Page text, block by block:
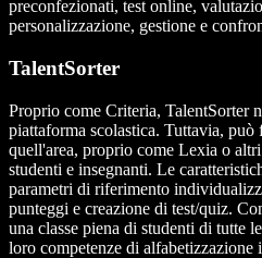
preconfezionati, test online,
personalizzazione, gestione e
TalentSorter
Proprio come Criteria, TalentSorter
piattaforma scolastica. Tuttavia,
quell'area, proprio come Lexia o
studenti e insegnanti. Le
parametri di riferimento
punteggi e creazione di test/quiz.
una classe piena di studenti di tutte
loro competenze di alfabetizzazione